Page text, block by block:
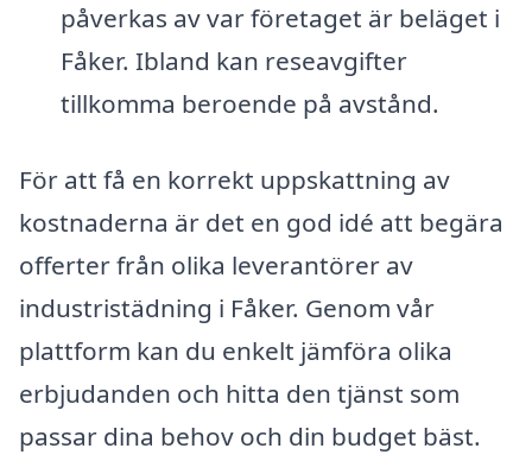
påverkas av var företaget är beläget i
Fåker. Ibland kan reseavgifter
tillkomma beroende på avstånd.
För att få en korrekt uppskattning av
kostnaderna är det en god idé att begära
offerter från olika leverantörer av
industristädning i Fåker. Genom vår
plattform kan du enkelt jämföra olika
erbjudanden och hitta den tjänst som
passar dina behov och din budget bäst.